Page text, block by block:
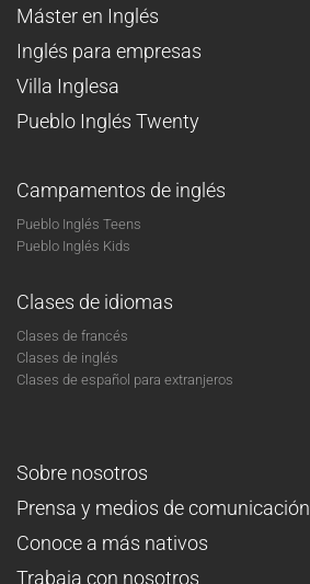
Máster en Inglés
Inglés para empresas
Villa Inglesa
Pueblo Inglés Twenty
Campamentos de inglés
Pueblo Inglés Teens
Pueblo Inglés Kids
Clases de idiomas
Clases de francés
Clases de inglés
Clases de español para extranjeros
Sobre nosotros
Prensa y medios de comunicación
Conoce a más nativos
Trabaja con nosotros